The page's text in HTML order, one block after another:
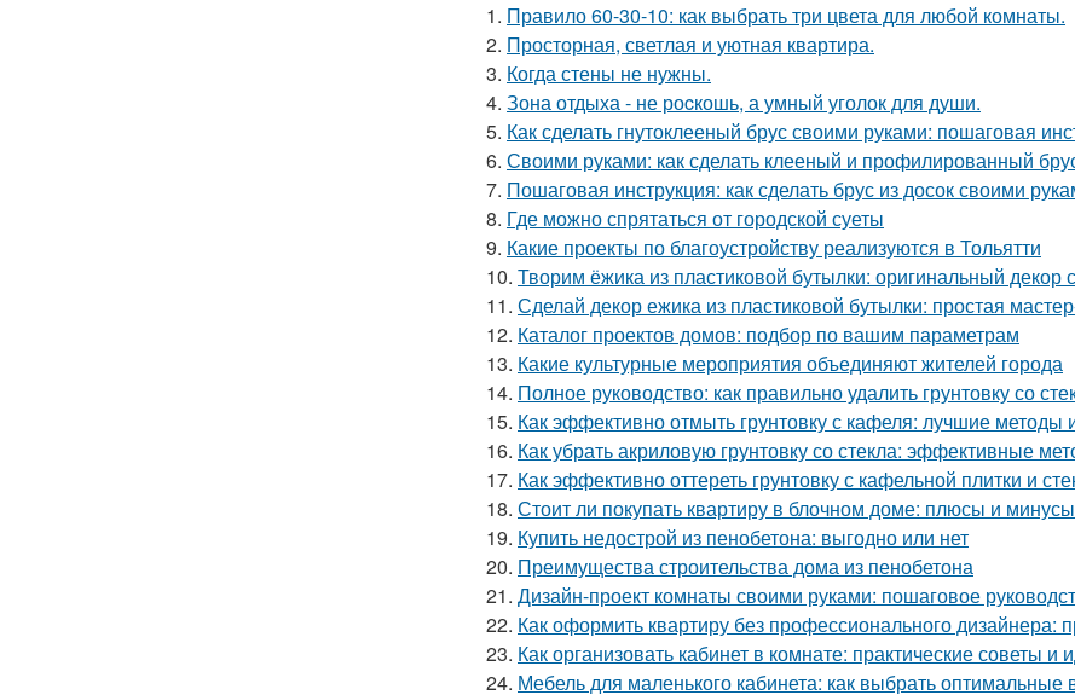
1. Правило 60-30-10: как выбрать три цвета для любой комнаты.
2. Просторная, светлая и уютная квартира.
3. Когда стены не нужны.
4. Зона отдыха - не роcкошь, а умный уголок для души.
5. Как сделать гнутоклееный брус своими руками: пошаговая
6. Своими руками: как сделать клееный и профилированный
7. Пошаговая инструкция: как сделать брус из досок своими
8. Где можно спрятаться от городской суеты
9. Какие проекты по благоустройству реализуются в Тольятти
10. Творим ёжика из пластиковой бутылки: оригинальный декор
11. Сделай декор ежика из пластиковой бутылки: простая
12. Каталог проектов домов: подбор по вашим параметрам
13. Какие культурные мероприятия объединяют жителей города
14. Полное руководство: как правильно удалить грунтовку со
15. Как эффективно отмыть грунтовку с кафеля: лучшие методы
16. Как убрать акриловую грунтовку со стекла: эффективные
17. Как эффективно оттереть грунтовку с кафельной плитки и
18. Стоит ли покупать квартиру в блочном доме: плюсы и минусы
19. Купить недострой из пенобетона: выгодно или нет
20. Преимущества строительства дома из пенобетона
21. Дизайн-проект комнаты своими руками: пошаговое
22. Как оформить квартиру без профессионального
23. Как организовать кабинет в комнате: практические советы и
24. Мебель для маленького кабинета: как выбрать оптимальные